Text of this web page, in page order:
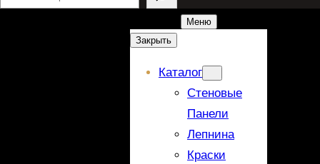
Меню
Закрыть
Каталог
Стеновые
Панели
Лепнина
Краски